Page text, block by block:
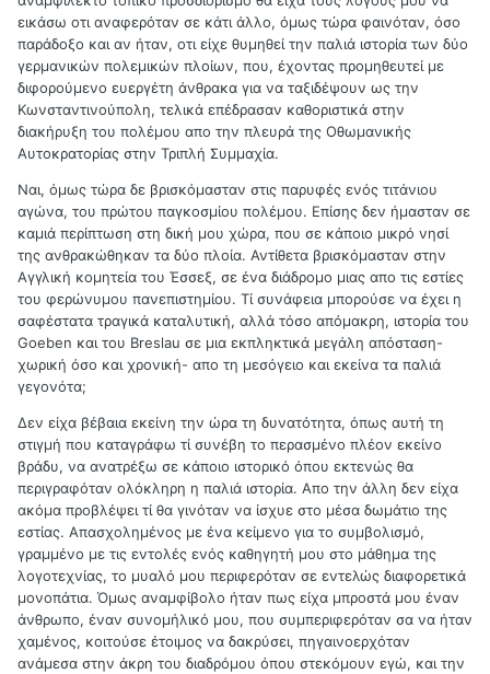
εικάσω οτι αναφερόταν σε κάτι άλλο, όμως τώρα φαινόταν, όσο
παράδοξο και αν ήταν, οτι είχε θυμηθεί την παλιά ιστορία των δύο
γερμανικών πολεμικών πλοίων, που, έχοντας προμηθευτεί με
διφορούμενο ευεργέτη άνθρακα για να ταξιδέψουν ως την
Κωνσταντινούπολη, τελικά επέδρασαν καθοριστικά στην
διακήρυξη του πολέμου απο την πλευρά της Οθωμανικής
Αυτοκρατορίας στην Τριπλή Συμμαχία.
Ναι, όμως τώρα δε βρισκόμασταν στις παρυφές ενός τιτάνιου
αγώνα, του πρώτου παγκοσμίου πολέμου. Επίσης δεν ήμασταν σε
καμιά περίπτωση στη δική μου χώρα, που σε κάποιο μικρό νησί
της ανθρακώθηκαν τα δύο πλοία. Αντίθετα βρισκόμασταν στην
Αγγλική κομητεία του Έσσεξ, σε ένα διάδρομο μιας απο τις εστίες
του φερώνυμου πανεπιστημίου. Τί συνάφεια μπορούσε να έχει η
σαφέστατα τραγικά καταλυτική, αλλά τόσο απόμακρη, ιστορία του
Goeben και του Breslau σε μια εκπληκτικά μεγάλη απόσταση-
χωρική όσο και χρονική- απο τη μεσόγειο και εκείνα τα παλιά
γεγονότα;
Δεν είχα βέβαια εκείνη την ώρα τη δυνατότητα, όπως αυτή τη
στιγμή που καταγράφω τί συνέβη το περασμένο πλέον εκείνο
βράδυ, να ανατρέξω σε κάποιο ιστορικό όπου εκτενώς θα
περιγραφόταν ολόκληρη η παλιά ιστορία. Απο την άλλη δεν είχα
ακόμα προβλέψει τί θα γινόταν να ίσχυε στο μέσα δωμάτιο της
εστίας. Απασχολημένος με ένα κείμενο για το συμβολισμό,
γραμμένο με τις εντολές ενός καθηγητή μου στο μάθημα της
λογοτεχνίας, το μυαλό μου περιφερόταν σε εντελώς διαφορετικά
μονοπάτια. Όμως αναμφίβολο ήταν πως είχα μπροστά μου έναν
άνθρωπο, έναν συνομήλικό μου, που συμπεριφερόταν σα να ήταν
χαμένος, κοιτούσε έτοιμος να δακρύσει, πηγαινοερχόταν
ανάμεσα στην άκρη του διαδρόμου όπου στεκόμουν εγώ, και την